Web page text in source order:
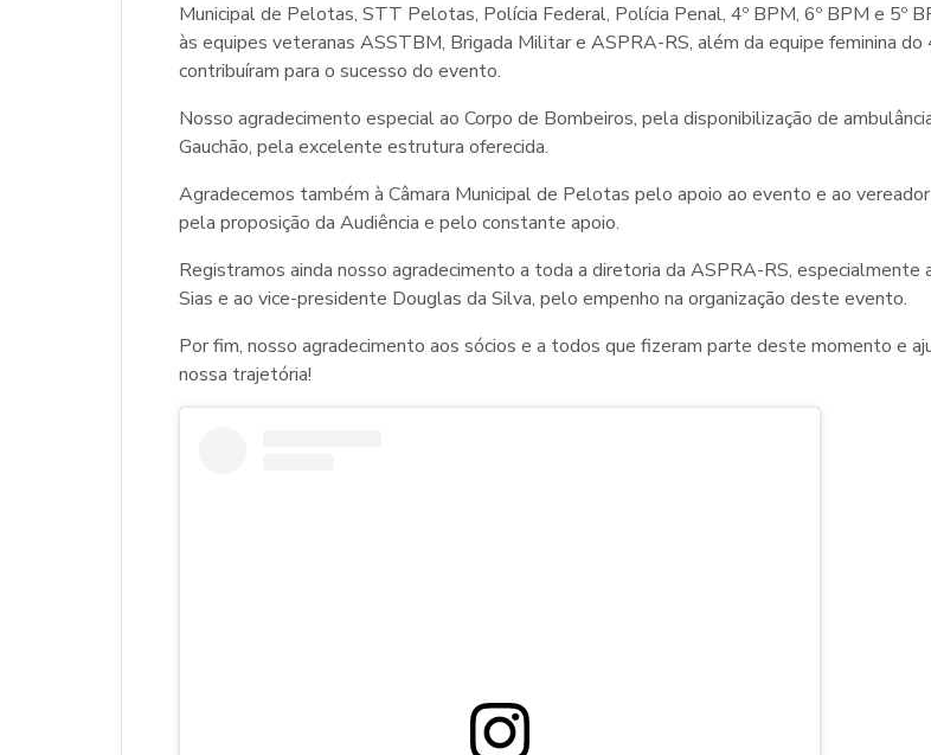
Municipal de Pelotas, STT Pelotas, Polícia Federal, Polícia Penal, 4º BPM, 6º BPM e 5º
às equipes veteranas ASSTBM, Brigada Militar e ASPRA-RS, além da equipe feminina do
contribuíram para o sucesso do evento.
Nosso agradecimento especial ao Corpo de Bombeiros, pela disponibilização de
Gauchão, pela excelente estrutura oferecida.
Agradecemos também à Câmara Municipal de Pelotas pelo apoio ao evento e ao
pela proposição da Audiência e pelo constante apoio.
Registramos ainda nosso agradecimento a toda a diretoria da ASPRA-RS, especialmente
Sias e ao vice-presidente Douglas da Silva, pelo empenho na organização deste evento.
Por fim, nosso agradecimento aos sócios e a todos que fizeram parte deste momento e
nossa trajetória!